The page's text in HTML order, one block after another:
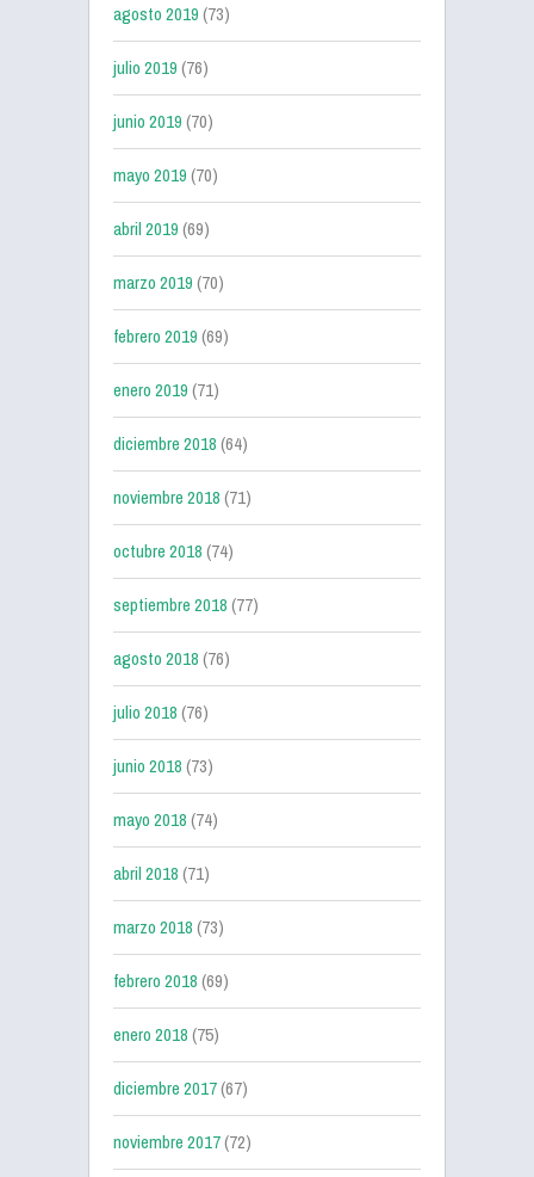
agosto 2019(73)
julio 2019(76)
junio 2019(70)
mayo 2019(70)
abril 2019(69)
marzo 2019(70)
febrero 2019(69)
enero 2019(71)
diciembre 2018(64)
noviembre 2018(71)
octubre 2018(74)
septiembre 2018(77)
agosto 2018(76)
julio 2018(76)
junio 2018(73)
mayo 2018(74)
abril 2018(71)
marzo 2018(73)
febrero 2018(69)
enero 2018(75)
diciembre 2017(67)
noviembre 2017(72)